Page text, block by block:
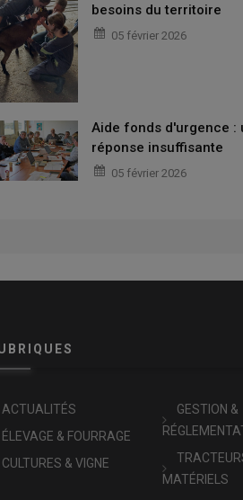
besoins du territoire
05 février 2026
Aide fonds d'urgence :
réponse insuffisante
05 février 2026
ACTUALITÉS
ÉLEVAGE & FOURRAGE
CULTURES & VIGNE
GESTION &
MATÉRIELS